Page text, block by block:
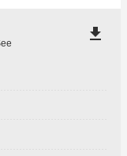
file_download